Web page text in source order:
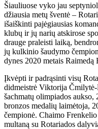
Šiau­liuo­se vy­ko jau
džiau­sia me­tų šven­tė –
iš­aiš­kin­ti pa­jė­giau­sias
klu­bų ir jų na­rių at­ski­ro­se
drau­ge pra­leis­ti lai­ką,
jų kul­ki­nio šau­dy­mo
dy­nes 2020 me­tais Rai­me­dą
Įkvėp­ti ir pa­drą­sin­ti vi­sų
did­meist­rė Vik­to­ri­ja
šach­ma­tų olim­pia­dos auk­so,
bron­zos me­da­lių lai­mė­to­ja,
čem­pio­nė. Chai­mo
mul­ta­ną su Ro­ta­ria­dos